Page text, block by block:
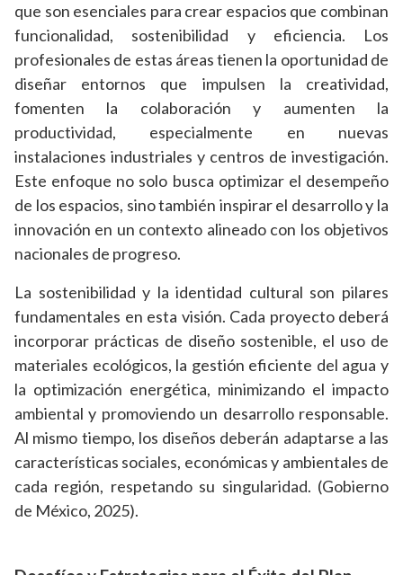
que son esenciales para crear espacios que combinan
funcionalidad, sostenibilidad y eficiencia. Los
profesionales de estas áreas tienen la oportunidad de
diseñar entornos que impulsen la creatividad,
fomenten la colaboración y aumenten la
productividad, especialmente en nuevas
instalaciones industriales y centros de investigación.
Este enfoque no solo busca optimizar el desempeño
de los espacios, sino también inspirar el desarrollo y la
innovación en un contexto alineado con los objetivos
nacionales de progreso.
La sostenibilidad y la identidad cultural son pilares
fundamentales en esta visión. Cada proyecto deberá
incorporar prácticas de diseño sostenible, el uso de
materiales ecológicos, la gestión eficiente del agua y
la optimización energética, minimizando el impacto
ambiental y promoviendo un desarrollo responsable.
Al mismo tiempo, los diseños deberán adaptarse a las
características sociales, económicas y ambientales de
cada región, respetando su singularidad. (Gobierno
de México, 2025).